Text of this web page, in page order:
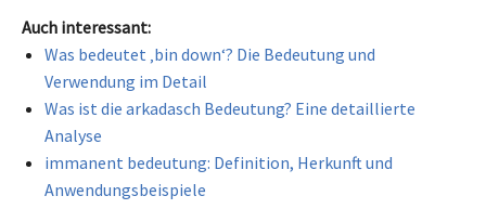
Auch interessant:
Was bedeutet ‚bin down‘? Die Bedeutung und
Verwendung im Detail
Was ist die arkadasch Bedeutung? Eine detaillierte
Analyse
immanent bedeutung: Definition, Herkunft und
Anwendungsbeispiele